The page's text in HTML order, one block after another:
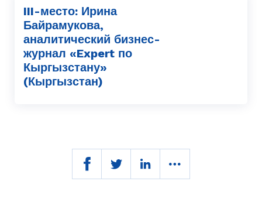
III-место: Ирина
Байрамукова,
аналитический бизнес-
журнал «Expert по
Кыргызстану»
(Кыргызстан)